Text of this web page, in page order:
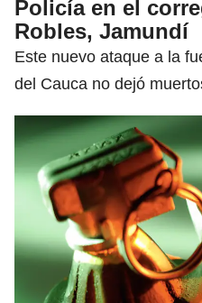
Policía en el
Robles, Jamundí
Este nuevo ataque a la
del Cauca no dejó